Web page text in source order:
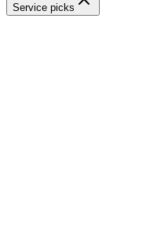
Service picks